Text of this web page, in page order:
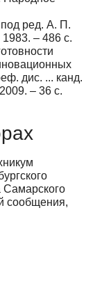
под ред. А. П.
– 486 с.
дис. ... канд.
– 36 с.
Самарского
сообщения,